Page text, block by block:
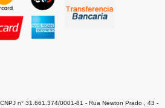
n° 31.661.374/0001-81 - Rua Newton Prado , 43 -